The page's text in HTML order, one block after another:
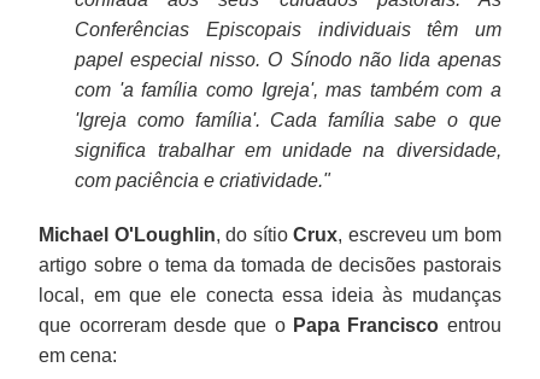
Conferências Episcopais individuais têm um
papel especial nisso. O Sínodo não lida apenas
com 'a família como Igreja', mas também com a
'Igreja como família'. Cada família sabe o que
significa trabalhar em unidade na diversidade,
com paciência e criatividade."
Michael O'Loughlin, do sítioCrux, escreveu um bom
artigo sobre o tema da tomada de decisões pastorais
local, em que ele conecta essa ideia às mudanças
que ocorreram desde que o Papa Francisco entrou
em cena: